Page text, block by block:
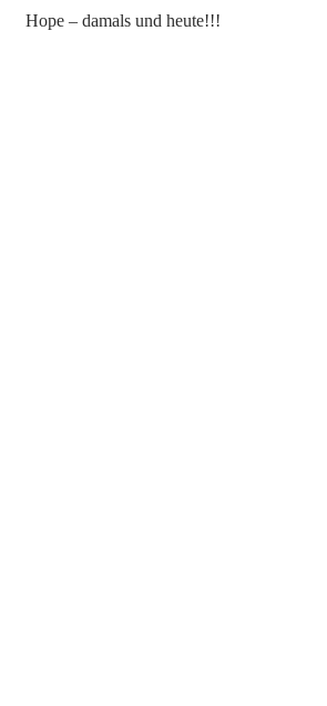
Hope – damals und heute!!!